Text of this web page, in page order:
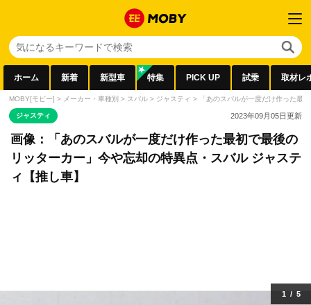
ホーム 新着 新型車 特集 PICK UP 試乗 取材レ
MOBY[モビー] > メーカー・車種別 > スバル > ジャスティ > 「あのスバルが一度だけ作った最
ジャスティ 2023年09月05日更新
画像：「あのスバルが一度だけ作った最初で最後の
リッターカー」今や忘却の特異点・スバル ジャステ
ィ【推し車】
1 / 5